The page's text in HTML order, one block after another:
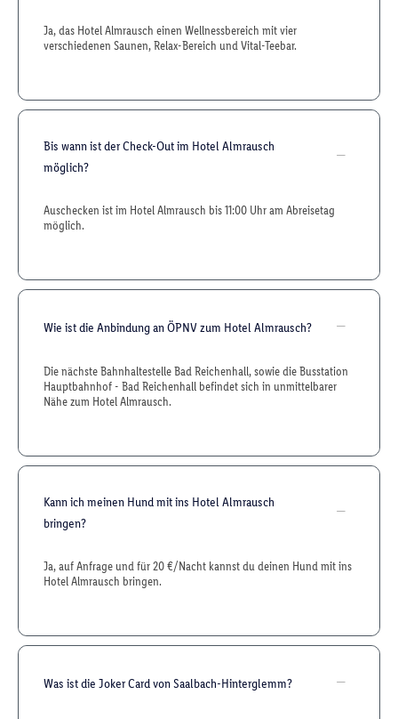
Ja, das Hotel Almrausch einen Wellnessbereich mit vier
verschiedenen Saunen, Relax-Bereich und Vital-Teebar.
Bis wann ist der Check-Out im Hotel Almrausch
möglich?
Auschecken ist im Hotel Almrausch bis 11:00 Uhr am Abreisetag
möglich.
Wie ist die Anbindung an ÖPNV zum Hotel Almrausch?
Die nächste Bahnhaltestelle Bad Reichenhall, sowie die Busstation
Hauptbahnhof - Bad Reichenhall befindet sich in unmittelbarer
Nähe zum Hotel Almrausch.
Kann ich meinen Hund mit ins Hotel Almrausch
bringen?
Ja, auf Anfrage und für 20 €/Nacht kannst du deinen Hund mit ins
Hotel Almrausch bringen.
Was ist die Joker Card von Saalbach-Hinterglemm?